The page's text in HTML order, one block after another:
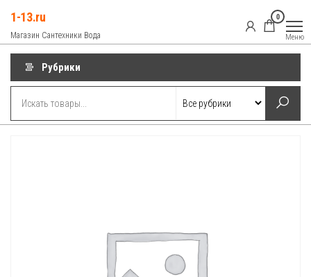
содержимому
1-13.ru
Магазин Сантехники Вода
0
Меню
Рубрики